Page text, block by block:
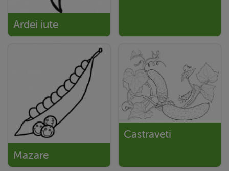
Ardei iute
Mazare
Castraveti